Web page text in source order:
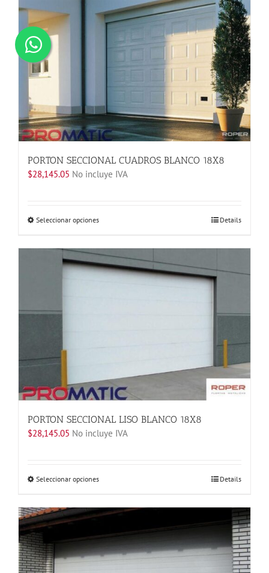
PORTON SECCIONAL CUADROS BLANCO 18X8
$28,145.05 No incluye IVA
Seleccionar opcionesEste
tiene
múltiples
variantes.
página
de
Details
PORTON SECCIONAL LISO BLANCO 18X8
$28,145.05 No incluye IVA
Seleccionar opcionesEste
tiene
múltiples
variantes.
Las
opciones
Details